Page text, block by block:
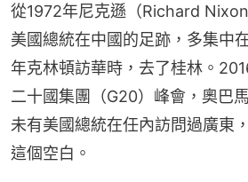
從1972年尼克遜（Richard
美國總統在中國的足跡，多集中
年克林頓訪華時，去了桂林。
二十國集團（G20）峰會，奧巴
未有美國總統在任內訪問過廣東
這個空白。